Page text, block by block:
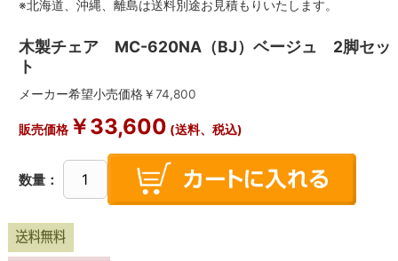
※北海道、沖縄、離島は送料別途お見積もりいたします。
木製チェア MC-620NA（BJ）ベージュ 2脚セッ
ト
メーカー希望小売価格￥74,800
販売価格￥33,600 (送料、税込)
数量：